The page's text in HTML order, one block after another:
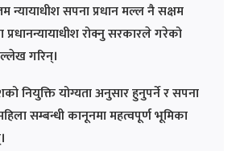
न्यायाधीश सपना प्रधान मल्ल नै सक्षम
रोक्नु सरकारले गरेको
गरिन्।
नियुक्ति योग्यता अनुसार हुनुपर्ने र सपना
सम्बन्धी कानूनमा महत्वपूर्ण भूमिका